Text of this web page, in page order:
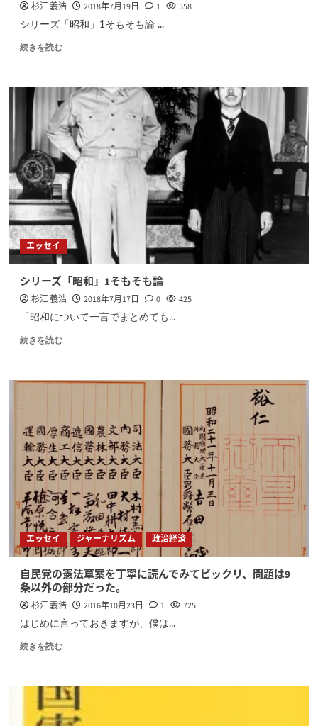
杉江 義浩 2018年7月19日 1 558
シリーズ「昭和」1そもそも論 ...
続きを読む
エッセイ
シリーズ「昭和」1そもそも論
杉江 義浩 2018年7月17日 0 425
「昭和について一言でまとめても...
続きを読む
エッセイ ジャーナリズム 政治経済
自民党の憲法草案を丁寧に読んでみてビックリ、問題は9
条以外の部分だった。
杉江 義浩 2016年10月23日 1 725
はじめに言っておきますが、僕は...
続きを読む